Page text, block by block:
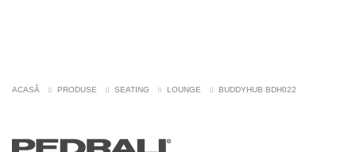
ACASĂ PRODUSE SEATING LOUNGE BUDDYHUB BDH022